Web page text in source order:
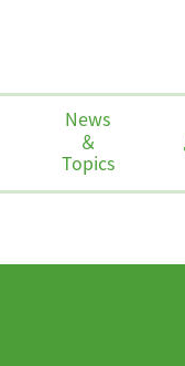
News
＆
Topics